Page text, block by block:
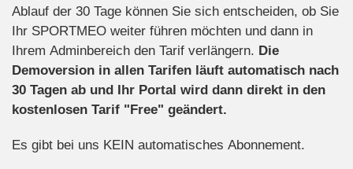
Ablauf der 30 Tage können Sie sich entscheiden, ob Sie
Ihr SPORTMEO weiter führen möchten und dann in
Ihrem Adminbereich den Tarif verlängern. Die
Demoversion in allen Tarifen läuft automatisch nach
30 Tagen ab und Ihr Portal wird dann direkt in den
kostenlosen Tarif "Free" geändert.
Es gibt bei uns KEIN automatisches Abonnement.